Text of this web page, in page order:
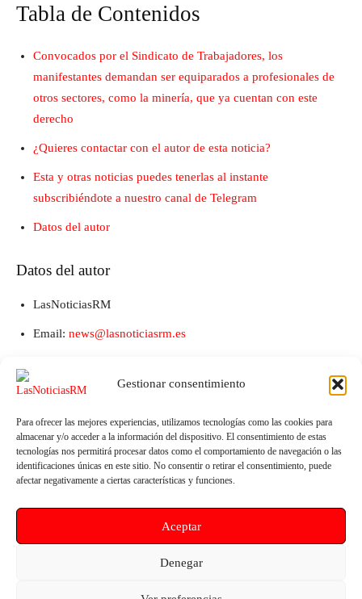
Gestionar consentimiento
Para ofrecer las mejores experiencias, utilizamos tecnologías como las cookies para
almacenar y/o acceder a la información del dispositivo. El consentimiento de estas
tecnologías nos permitirá procesar datos como el comportamiento de navegación o las
identificaciones únicas en este sitio. No consentir o retirar el consentimiento, puede
afectar negativamente a ciertas características y funciones.
Aceptar
Denegar
Tabla de Contenidos
Convocados por el Sindicato de Trabajadores, los
manifestantes demandan ser equiparados a profesionales de
otros sectores, como la minería, que ya cuentan con este
derecho
¿Quieres contactar con el autor de esta noticia?
Esta y otras noticias puedes tenerlas al instante
subscribiéndote a nuestro canal de Telegram
Datos del autor
Datos del autor
LasNoticiasRM
Email: news@lasnoticiasrm.es
Artículo anterior
cuáles son los requisitos?
Artículo siguiente
Vuelen a pedir la retirada de la
Águilas concedida al dictador